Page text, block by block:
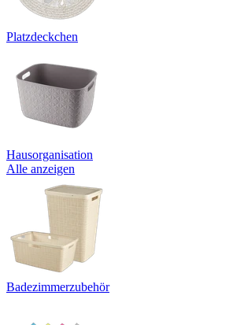
Platzdeckchen
Hausorganisation
Alle anzeigen
Badezimmerzubehör